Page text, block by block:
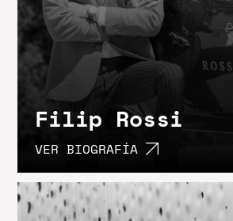
Filip Rossi
VER BIOGRAFÍA